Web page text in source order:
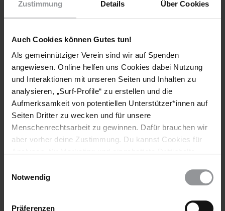
Zustimmung Details Über Cookies
Auch Cookies können Gutes tun!
Als gemeinnütziger Verein sind wir auf Spenden
angewiesen. Online helfen uns Cookies dabei Nutzung
und Interaktionen mit unseren Seiten und Inhalten zu
analysieren, „Surf-Profile“ zu erstellen und die
Aufmerksamkeit von potentiellen Unterstützer*innen auf
Seiten Dritter zu wecken und für unsere
Menschenrechtsarbeit zu gewinnen. Dafür brauchen wir
aber vorher deine Zustimmung. Du kannst Cookies für
wieder ändern. Diesen Banner kannst Du über den Link
Notwendig
Präferenzen
Bleib informiert
Header
Text
Abonniere den Amnesty-Newsletter und mach dich
für die Menschenrechte stark!
Vorname
Nachname
Mail